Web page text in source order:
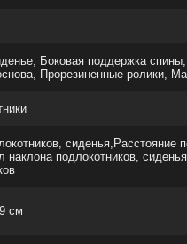
Боковая поддержка
Прорезиненные ролики,
сиденья,Расстояние
наклона подлокотников,
см